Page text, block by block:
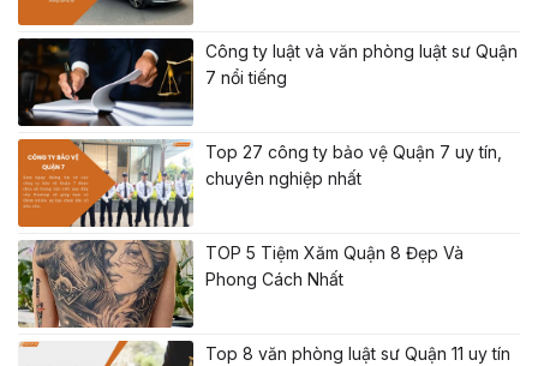
Công ty luật và văn phòng luật sư Quận
7 nổi tiếng
Top 27 công ty bảo vệ Quận 7 uy tín,
chuyên nghiệp nhất
TOP 5 Tiệm Xăm Quận 8 Đẹp Và
Phong Cách Nhất
Top 8 văn phòng luật sư Quận 11 uy tín